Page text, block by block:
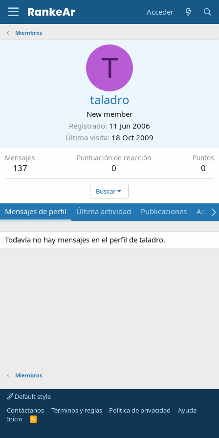
Acceder
Miembros
T
taladro
New member
Registrado 11 Jun 2006
Última visita 18 Oct 2009
Mensajes
137
Puntuación de reacción
0
Puntos
0
Buscar
Mensajes de perfil Última actividad Publicaciones Acerca
Todavía no hay mensajes en el perfil de taladro.
Miembros
Default style
Contáctanos
Términos y reglas Política de privacidad
Ayuda
Inicio
R